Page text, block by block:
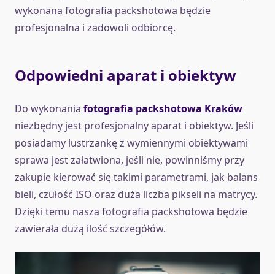
wykonana fotografia packshotowa będzie
profesjonalna i zadowoli odbiorcę.
Odpowiedni aparat i obiektyw
Do wykonania fotografia packshotowa Kraków
niezbędny jest profesjonalny aparat i obiektyw. Jeśli
posiadamy lustrzankę z wymiennymi obiektywami
sprawa jest załatwiona, jeśli nie, powinniśmy przy
zakupie kierować się takimi parametrami, jak balans
bieli, czułość ISO oraz duża liczba pikseli na matrycy.
Dzięki temu nasza fotografia packshotowa będzie
zawierała dużą ilość szczegółów.